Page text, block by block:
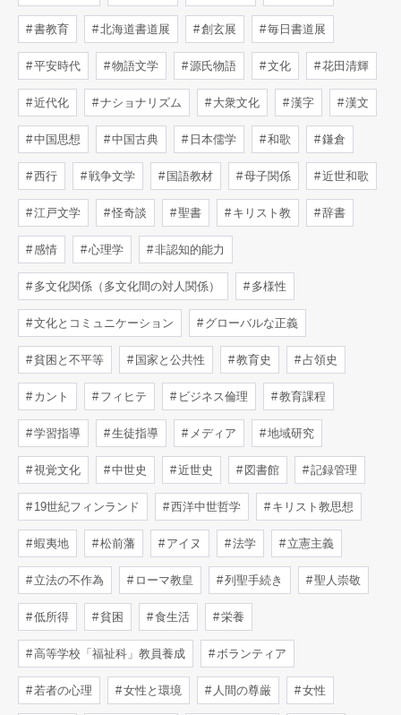
書教育 北海道書道展 創玄展 毎日書道展
平安時代 物語文学 源氏物語 文化 花田清輝
近代化 ナショナリズム 大衆文化 漢字 漢文
中国思想 中国古典 日本儒学 和歌 鎌倉
西行 戦争文学 国語教材 母子関係 近世和歌
江戸文学 怪奇談 聖書 キリスト教 辞書
感情 心理学 非認知的能力
多文化関係（多文化間の対人関係） 多様性
文化とコミュニケーション グローバルな正義
貧困と不平等 国家と公共性 教育史 占領史
カント フィヒテ ビジネス倫理 教育課程
学習指導 生徒指導 メディア 地域研究
視覚文化 中世史 近世史 図書館 記録管理
19世紀フィンランド 西洋中世哲学 キリスト教思想
蝦夷地 松前藩 アイヌ 法学 立憲主義
立法の不作為 ローマ教皇 列聖手続き 聖人崇敬
低所得 貧困 食生活 栄養
高等学校「福祉科」教員養成 ボランティア
若者の心理 女性と環境 人間の尊厳 女性